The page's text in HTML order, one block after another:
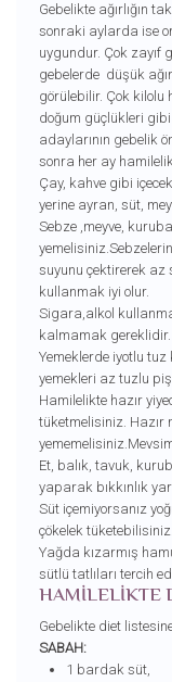
Gebelikte ağırlığın
sonraki aylarda ise
uygundur. Çok zayıf
gebelerde düşük
görülebilir. Çok kilolu
doğum güçlükleri
adaylarının gebelik
sonra her ay
Çay, kahve gibi
yerine ayran, süt,
Sebze ,meyve,
suyunu çektirerek
kullanmak iyi olur.
Sigara,alkol
kalmamak gereklidir.
Yemeklerde iyotlu tuz
yemekleri az tuzlu
Hamilelikte hazır
tüketmelisiniz. Hazır
Et, balık, tavuk,
yaparak bıkkınlık
Süt içemiyorsanız
çökelek tüketebilisiniz.
Yağda kızarmış
sütlü tatlıları tercih
HAMİLELİKTE
Gebelikte diet
SABAH:
1 bardak süt,